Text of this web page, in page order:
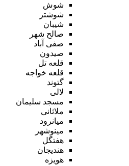
شوش
شوشتر
شیبان
صالح شهر
صفی آباد
صیدون
قلعه تل
قلعه خواجه
گتوند
لالی
مسجد سلیمان
ملاثانی
میانرود
مینوشهر
هفتگل
هندیجان
هویزه